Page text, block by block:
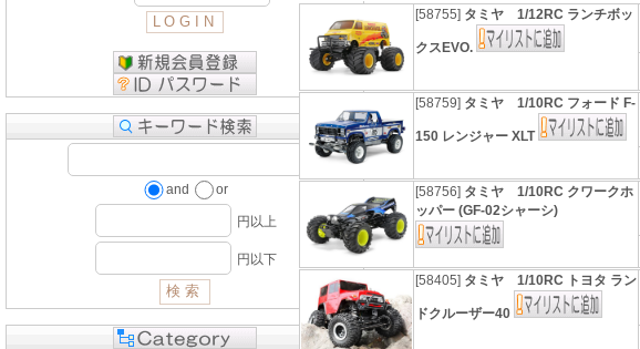
and or
円以上
円以下
[58755] タミヤ 1/12RC ランチボッ
クスEVO.
[58759] タミヤ 1/10RC フォード F-
150 レンジャー XLT
[58756] タミヤ 1/10RC クワークホ
ッパー (GF-02シャーシ)
[58405] タミヤ 1/10RC トヨタ ラン
ドクルーザー40